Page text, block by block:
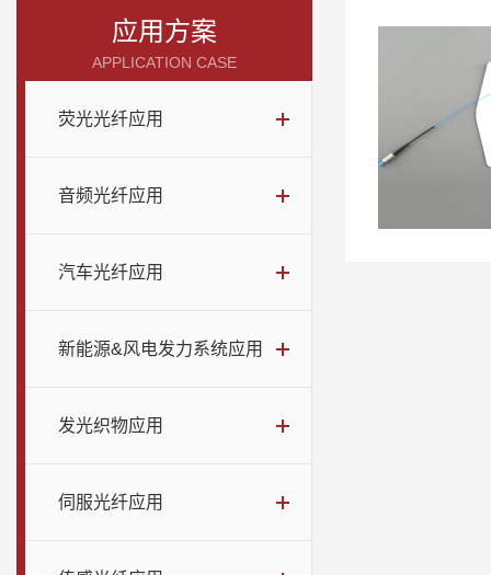
应用方案
APPLICATION CASE
荧光光纤应用
音频光纤应用
汽车光纤应用
新能源&风电发力系统应用
发光织物应用
伺服光纤应用